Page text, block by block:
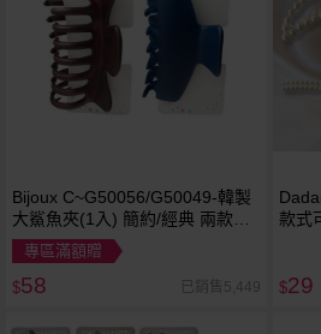
Bijoux C~G50056/G50049-韓製
大鯊魚夾(1入) 簡約/經典 兩款可
選 髮飾
專區滿額贈
$58 已銷售5,449
款式
$29